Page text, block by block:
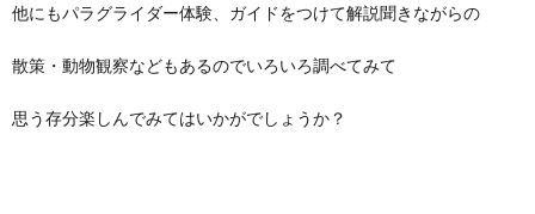
他にもパラグライダー体験、ガイドをつけて解説聞きながらの
散策・動物観察などもあるのでいろいろ調べてみて
思う存分楽しんでみてはいかがでしょうか？